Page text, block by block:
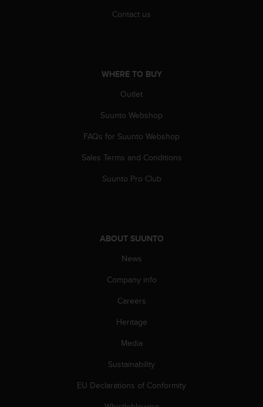
Contact us
WHERE TO BUY
Outlet
Suunto Webshop
FAQs for Suunto Webshop
Sales Terms and Conditions
Suunto Pro Club
ABOUT SUUNTO
News
Company info
Careers
Heritage
Media
Sustainability
EU Declarations of Conformity